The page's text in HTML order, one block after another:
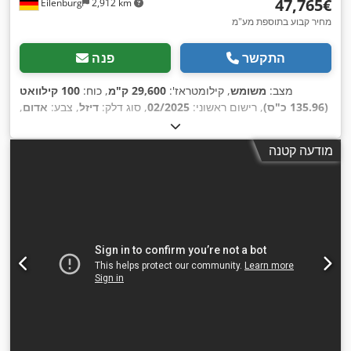
‏47,765 ‏€
מחיר קבוע בתוספת מע"מ
פנה התקשר
מצב: משומש, קילומטראז': 29,600 ק"מ , כוח:
100 קילוואט
(135.96 כ"ס)
, רישום ראשוני: 02/2025, סוג דלק: דיזל, צבע: אדום,
, דרגת פליטה:
מיזוג אוויר, מערכת בלימה למניעת נעילה (ABS), מערכת ניווט,
מודעה קטנה